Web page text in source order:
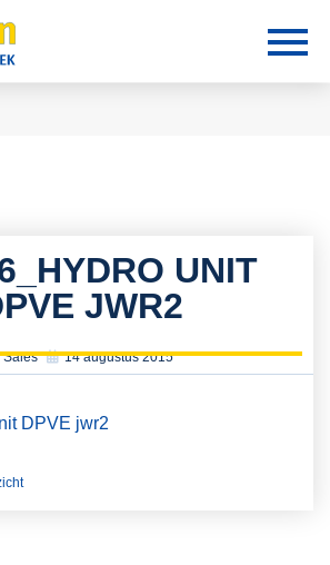
UNIT
JWR2
Sales 14 augustus 2015
DPVE jwr2